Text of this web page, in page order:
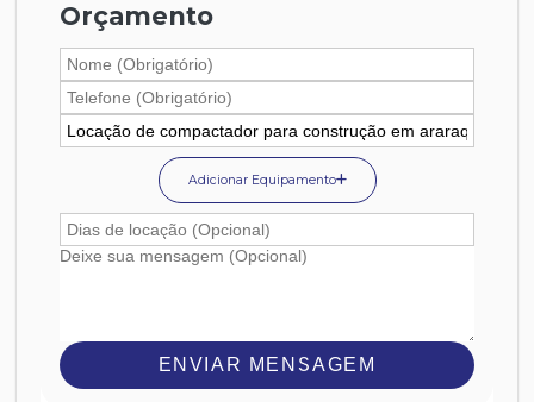
Orçamento
Adicionar Equipamento
ENVIAR MENSAGEM